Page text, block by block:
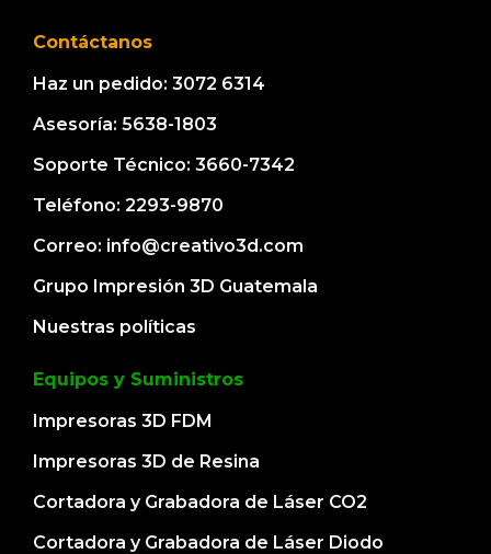
Contáctanos
Haz un pedido: 3072 6314
Asesoría: 5638-1803
Soporte Técnico: 3660-7342
Teléfono: 2293-9870
Correo: info@creativo3d.com
Grupo Impresión 3D Guatemala
Nuestras políticas
Equipos y Suministros
Impresoras 3D FDM
Impresoras 3D de Resina
Cortadora y Grabadora de Láser CO2
Cortadora y Grabadora de Láser Diodo